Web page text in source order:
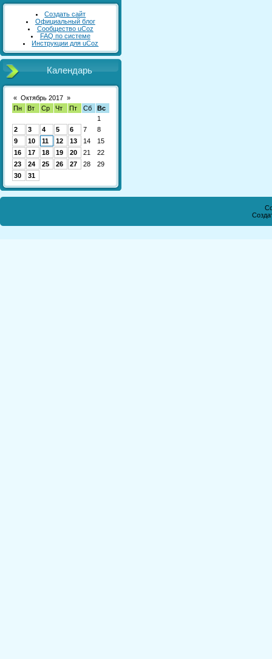
Создать сайт
Официальный блог
Сообщество uCoz
FAQ по системе
Инструкции для uCoz
Календарь
« Октябрь 2017 »
Пн
Вт Ср Чт Пт Сб
Вс
1
2
3 4 5 6 7
8
9
10 11 12 13 14
15
16
17 18 19 20 21
22
23
24 25 26 27 28
29
30
31